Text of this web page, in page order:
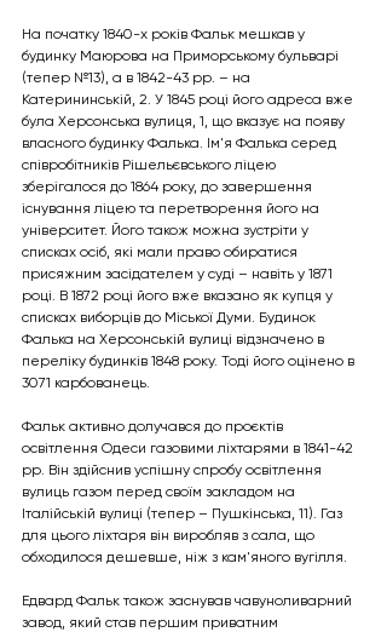
На початку 1840-х років Фальк мешкав у
будинку Маюрова на Приморському бульварі
(тепер №13), а в 1842-43 рр. – на
Катерининській, 2. У 1845 році його адреса вже
була Херсонська вулиця, 1, що вказує на появу
власного будинку Фалька. Ім'я Фалька серед
співробітників Рішельєвського ліцею
зберігалося до 1864 року, до завершення
існування ліцею та перетворення його на
університет. Його також можна зустріти у
списках осіб, які мали право обиратися
присяжним засідателем у суді – навіть у 1871
році. В 1872 році його вже вказано як купця у
списках виборців до Міської Думи. Будинок
Фалька на Херсонській вулиці відзначено в
переліку будинків 1848 року. Тоді його оцінено в
3071 карбованець.
Фальк активно долучався до проєктів
освітлення Одеси газовими ліхтарями в 1841-42
рр. Він здійснив успішну спробу освітлення
вулиць газом перед своїм закладом на
Італійській вулиці (тепер – Пушкінська, 11). Газ
для цього ліхтаря він виробляв з сала, що
обходилося дешевше, ніж з кам'яного вугілля.
Едвард Фальк також заснував чавуноливарний
завод, який став першим приватним